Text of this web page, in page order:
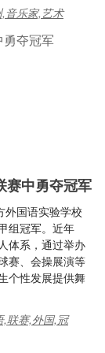
音乐家,艺术
赛中勇夺冠军
外国语实验学校
组冠军。近年
体系，通过举办
赛、会操展演等
个性发展提供舞
,联赛,外国,冠